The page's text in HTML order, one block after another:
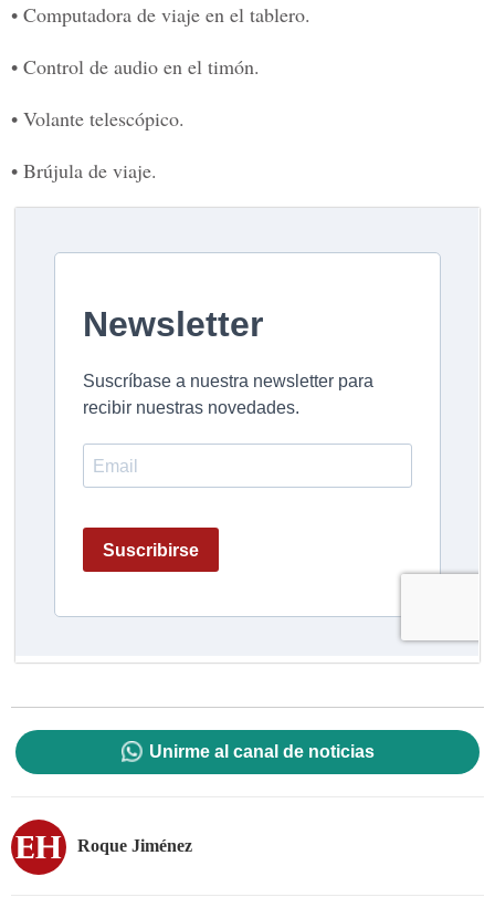
• Computadora de viaje en el tablero.
• Control de audio en el timón.
• Volante telescópico.
• Brújula de viaje.
Unirme al canal de noticias
Roque Jiménez